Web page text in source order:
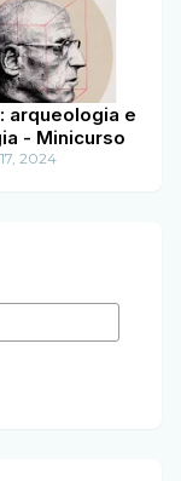
arqueologia e
- Minicurso
2024